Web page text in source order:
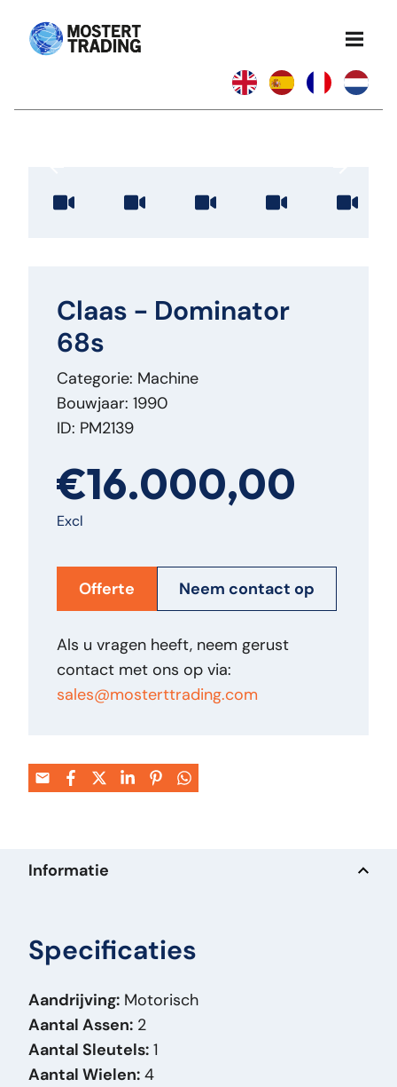
Claas - Dominator
68s
Categorie: Machine
Bouwjaar: 1990
ID: PM2139
€16.000,00
Excl
Offerte Neem contact op
Als u vragen heeft, neem gerust
contact met ons op via:
sales@mosterttrading.com
Informatie
Specificaties
Aandrijving: Motorisch
Aantal Assen: 2
Aantal Sleutels: 1
Aantal Wielen: 4